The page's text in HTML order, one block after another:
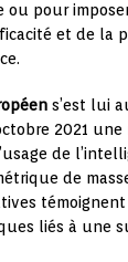
ou pour
et de la
s’est lui
2021
de
de
liés à une